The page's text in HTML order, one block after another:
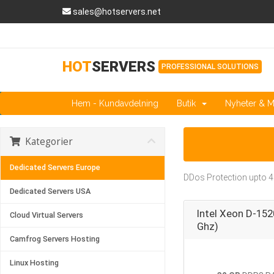
sales@hotservers.net
HOTSERVERS PROFESSIONAL SOLUTIONS
Hem - Kundavdelning Butik Nyheter &
DDos Protection upto
Kategorier
Dedicated Servers Europe
Dedicated Servers USA
Cloud Virtual Servers
Camfrog Servers Hosting
Linux Hosting
Intel Xeon D-
Ghz)